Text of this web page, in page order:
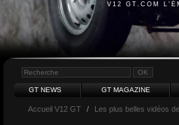
V12 GT.COM
GT NEWS GT MAGAZINE
Accueil V12 GT / Les plus belles vidéos